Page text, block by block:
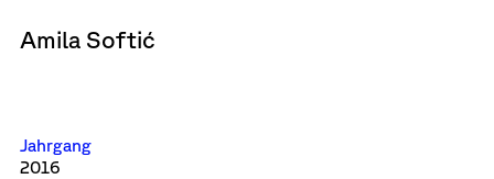
Amila Softić
Jahrgang
2016